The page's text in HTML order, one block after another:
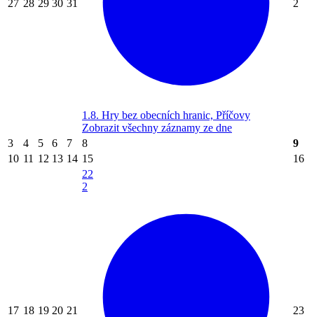
27 28 29 30 31
1.8. Hry bez obecních hranic, Příčovy
Zobrazit všechny záznamy ze dne
2
3 4 5 6 7 8
9
10 11 12 13 14 15 16
17 18 19 20 21
22
2
23